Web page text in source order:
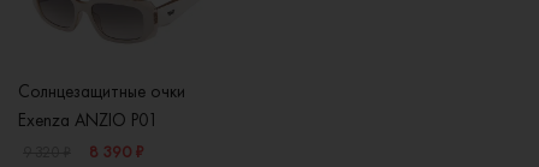
Солнцезащитные очки
Exenza ANZIO P01
8 390 ₽